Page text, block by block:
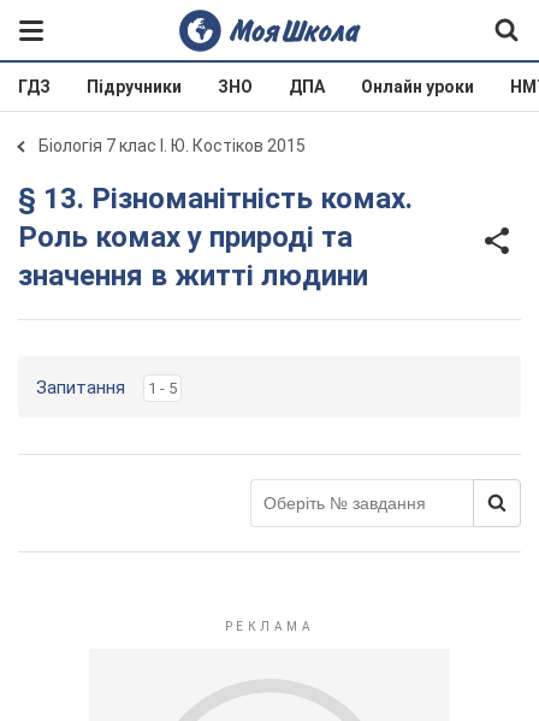
ГДЗ Підручники ЗНО ДПА Онлайн уроки
Біологія 7 клас І. Ю. Костіков 2015
§ 13. Різноманітність комах.
Роль комах у природі та
значення в житті людини
Запитання 1 - 5